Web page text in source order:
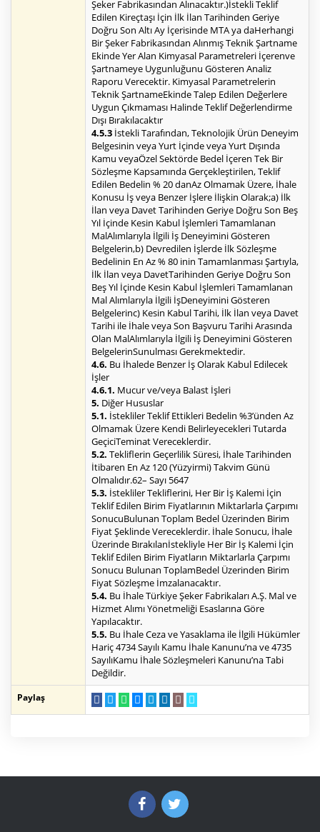
Şeker Fabrikasından Alınacaktır.)İstekli Teklif
Edilen Kireçtaşı İçin İlk İlan Tarihinden Geriye
Doğru Son Altı Ay İçerisinde MTA ya daHerhangi
Bir Şeker Fabrikasından Alınmış Teknik Şartname
Ekinde Yer Alan Kimyasal Parametreleri İçerenve
Şartnameye Uygunluğunu Gösteren Analiz
Raporu Verecektir. Kimyasal Parametrelerin
Teknik ŞartnameEkinde Talep Edilen Değerlere
Uygun Çıkmaması Halinde Teklif Değerlendirme
Dışı Bırakılacaktır
4.5.3 İstekli Tarafından, Teknolojik Ürün Deneyim
Belgesinin veya Yurt İçinde veya Yurt Dışında
Kamu veyaÖzel Sektörde Bedel İçeren Tek Bir
Sözleşme Kapsamında Gerçekleştirilen, Teklif
Edilen Bedelin % 20 danAz Olmamak Üzere, İhale
Konusu İş veya Benzer İşlere İlişkin Olarak;a) İlk
İlan veya Davet Tarihinden Geriye Doğru Son Beş
Yıl İçinde Kesin Kabul İşlemleri Tamamlanan
MalAlımlarıyla İlgili İş Deneyimini Gösteren
Belgelerin,b) Devredilen İşlerde İlk Sözleşme
Bedelinin En Az % 80 inin Tamamlanması Şartıyla,
İlk İlan veya DavetTarihinden Geriye Doğru Son
Beş Yıl İçinde Kesin Kabul İşlemleri Tamamlanan
Mal Alımlarıyla İlgili İşDeneyimini Gösteren
Belgelerinc) Kesin Kabul Tarihi, İlk İlan veya Davet
Tarihi ile İhale veya Son Başvuru Tarihi Arasında
Olan MalAlımlarıyla İlgili İş Deneyimini Gösteren
BelgelerinSunulması Gerekmektedir.
4.6. Bu İhalede Benzer İş Olarak Kabul Edilecek
İşler
4.6.1. Mucur ve/veya Balast İşleri
5. Diğer Hususlar
5.1. İstekliler Teklif Ettikleri Bedelin %3’ünden Az
Olmamak Üzere Kendi Belirleyecekleri Tutarda
GeçiciTeminat Vereceklerdir.
5.2. Tekliflerin Geçerlilik Süresi, İhale Tarihinden
İtibaren En Az 120 (Yüzyirmi) Takvim Günü
Olmalıdır.62– Sayı 5647
5.3. İstekliler Tekliflerini, Her Bir İş Kalemi İçin
Teklif Edilen Birim Fiyatlarının Miktarlarla Çarpımı
SonucuBulunan Toplam Bedel Üzerinden Birim
Fiyat Şeklinde Vereceklerdir. İhale Sonucu, İhale
Üzerinde Bırakılanİstekliyle Her Bir İş Kalemi İçin
Teklif Edilen Birim Fiyatların Miktarlarla Çarpımı
Sonucu Bulunan ToplamBedel Üzerinden Birim
Fiyat Sözleşme İmzalanacaktır.
5.4. Bu İhale Türkiye Şeker Fabrikaları A.Ş. Mal ve
Hizmet Alımı Yönetmeliği Esaslarına Göre
Yapılacaktır.
5.5. Bu İhale Ceza ve Yasaklama ile İlgili Hükümler
Hariç 4734 Sayılı Kamu İhale Kanunu’na ve 4735
SayılıKamu İhale Sözleşmeleri Kanunu’na Tabi
Değildir.
Paylaş